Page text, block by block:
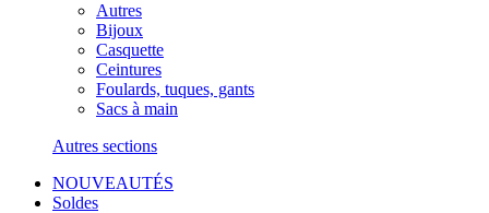
Autres
Bijoux
Casquette
Ceintures
Foulards, tuques, gants
Sacs à main
Autres sections
NOUVEAUTÉS
Soldes